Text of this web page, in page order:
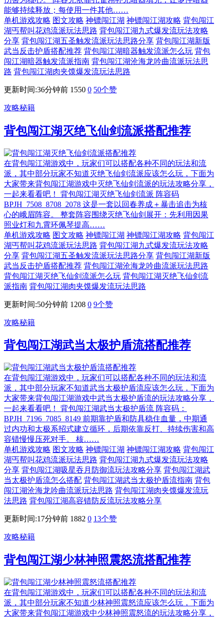
能够持续释放；每使用一件其他……
单机游戏攻略 图文攻略 神镖闯江湖 神镖闯江湖攻略 背包闯江
湖丐帮叫花鸡流派玩法思路 背包闯江湖九式爆发流玩法攻略
分享 背包闯江湖五圣触发流派玩法思路分享 背包闯江湖新版
武当反击护盾搭配推荐 背包闯江湖暗器触发流派怎么玩 背包
闯江湖暗器触发流派指南 背包闯江湖沧海龙吟曲流派玩法思
路 背包闯江湖肉夹馍爆发流玩法思路
更新时间:36分钟前 1550 0 50个赞
攻略秘籍
背包闯江湖灭绝飞仙剑流派搭配推荐
在背包闯江湖游戏中，玩家们可以搭配各种不同的玩法和流
派，其中部分玩家不知道灭绝飞仙剑流派应该怎么玩，下面为
大家带来背包闯江湖游戏中灭绝飞仙剑流派的玩法攻略分享，
一起来看看吧！ 背包闯江湖灭绝飞仙剑流派 阵容码
BPJH_7508_8708_2078 这是一套以回春养成＋暴击追击为核
心的峨眉阵容。 整套阵容围绕灭绝飞仙剑展开：先利用因果
照业灯和九霄环佩琴提高……
单机游戏攻略 图文攻略 神镖闯江湖 神镖闯江湖攻略 背包闯江
湖丐帮叫花鸡流派玩法思路 背包闯江湖九式爆发流玩法攻略
分享 背包闯江湖五圣触发流派玩法思路分享 背包闯江湖新版
武当反击护盾搭配推荐 背包闯江湖沧海龙吟曲流派玩法思路
背包闯江湖灭绝飞仙剑流派怎么玩 背包闯江湖灭绝飞仙剑流
派指南 背包闯江湖肉夹馍爆发流玩法思路
更新时间:50分钟前 1208 0 9个赞
攻略秘籍
背包闯江湖武当太极护盾流搭配推荐
在背包闯江湖游戏中，玩家们可以搭配各种不同的玩法和流
派，其中部分玩家不知道武当太极护盾流应该怎么玩，下面为
大家带来背包闯江湖游戏中武当太极护盾流的玩法攻略分享，
一起来看看吧！ 背包闯江湖武当太极护盾流 阵容码：
BPJH_7196_7085_8149 前期靠护盾和防具稳住血量，中期通
过内功和太极系招式建立循环，后期依靠反打、持续伤害和高
容错慢慢压死对手。 核……
单机游戏攻略 图文攻略 神镖闯江湖 神镖闯江湖攻略 背包闯江
湖丐帮叫花鸡流派玩法思路 背包闯江湖九式爆发流玩法攻略
分享 背包闯江湖吸星吞月防御流玩法攻略分享 背包闯江湖武
当太极护盾流怎么搭配 背包闯江湖武当太极护盾流指南 背包
闯江湖沧海龙吟曲流派玩法思路 背包闯江湖肉夹馍爆发流玩
法思路 背包闯江湖高容错防反流玩法攻略分享
更新时间:17分钟前 1882 0 13个赞
攻略秘籍
背包闯江湖少林神照震怒流搭配推荐
在背包闯江湖游戏中，玩家们可以搭配各种不同的玩法和流
派，其中部分玩家不知道少林神照震怒流应该怎么玩，下面为
大家带来背包闯江湖游戏中少林神照震怒流的玩法攻略分享，